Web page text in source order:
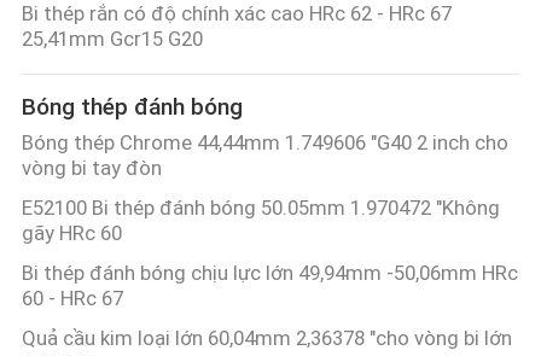
Bi thép rắn có độ chính xác cao HRc 62 - HRc 67
25,41mm Gcr15 G20
Bóng thép đánh bóng
Bóng thép Chrome 44,44mm 1.749606 "G40 2 inch cho
vòng bi tay đòn
E52100 Bi thép đánh bóng 50.05mm 1.970472 "Không
gãy HRc 60
Bi thép đánh bóng chịu lực lớn 49,94mm -50,06mm HRc
60 - HRc 67
Quả cầu kim loại lớn 60,04mm 2,36378 "cho vòng bi lớn